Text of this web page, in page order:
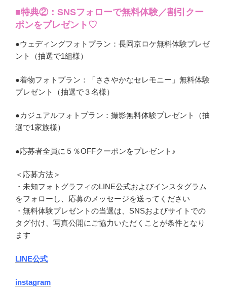
■特典②：SNSフォローで無料体験／割引クー
ポンをプレゼント♡
●ウェディングフォトプラン：長岡京ロケ無料体験プレゼ
ント（抽選で1組様）
●着物フォトプラン：「ささやかなセレモニー」無料体験
プレゼント（抽選で３名様）
●カジュアルフォトプラン：撮影無料体験プレゼント（抽
選で1家族様）
●応募者全員に５％OFFクーポンをプレゼント♪
＜応募方法＞
・未知フォトグラフィのLINE公式およびインスタグラム
をフォローし、応募のメッセージを送ってください
・無料体験プレゼントの当選は、SNSおよびサイトでの
タグ付け、写真公開にご協力いただくことが条件となり
ます
LINE公式
instagram